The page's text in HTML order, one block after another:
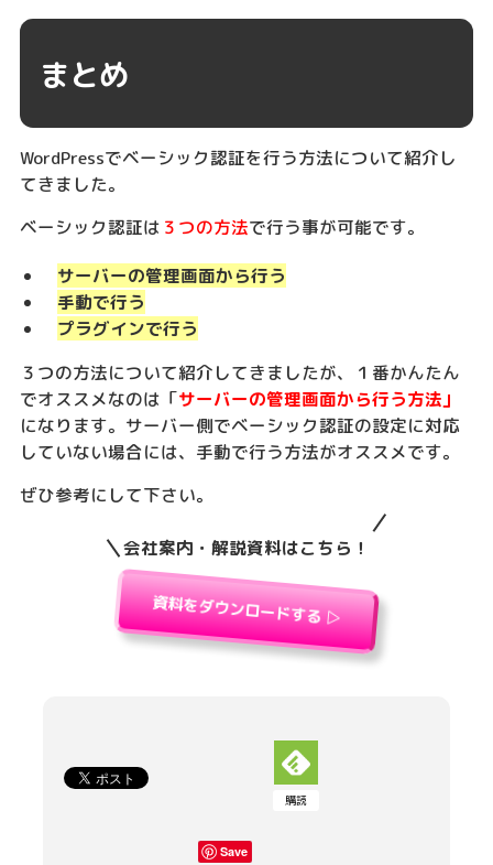
まとめ
WordPressでベーシック認証を行う方法について紹介し
てきました。
ベーシック認証は ３つの方法で行う事が可能です。
サーバーの管理画面から行う
手動で行う
プラグインで行う
３つの方法について紹介してきましたが、１番かんたん
でオススメなのは「サーバーの管理画面から行う方法」
になります。サーバー側でベーシック認証の設定に対応
していない場合には、手動で行う方法がオススメです。
ぜひ参考にして下さい。
会社案内・解説資料はこちら！
資料をダウンロードする ▷
購読
Save